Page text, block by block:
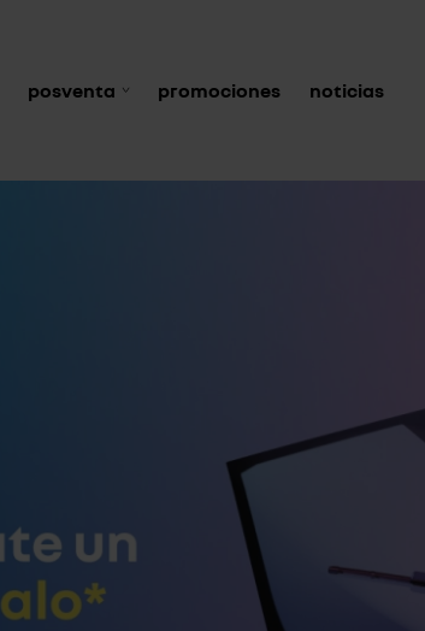
posventa promociones noticias